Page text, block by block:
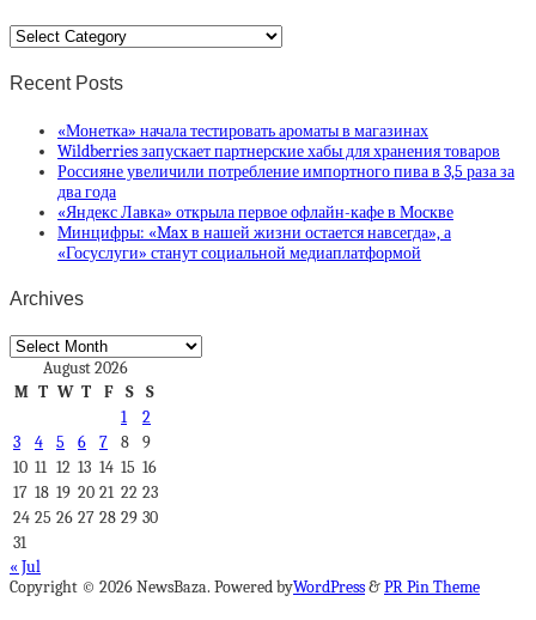
Categories
Recent Posts
«Монетка» начала тестировать ароматы в магазинах
Wildberries запускает партнерские хабы для хранения товаров
Россияне увеличили потребление импортного пива в 3,5 раза за
два года
«Яндекс Лавка» открыла первое офлайн-кафе в Москве
Минцифры: «Max в нашей жизни остается навсегда», а
«Госуслуги» станут социальной медиаплатформой
Archives
Archives
August 2026
M T W T F S
S
1
2
3
4 5 6 7 8
9
10 11 12 13 14 15 16
17 18 19 20 21 22 23
24 25 26 27 28 29 30
31
« Jul
Copyright © 2026 NewsBaza. Powered byWordPress&PR Pin Theme